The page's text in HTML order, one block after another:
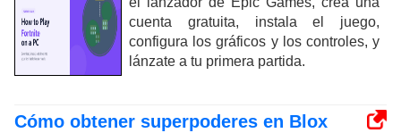
cuenta gratuita, instala el juego,
configura los gráficos y los controles, y
lánzate a tu primera partida.
Cómo obtener superpoderes en Blox